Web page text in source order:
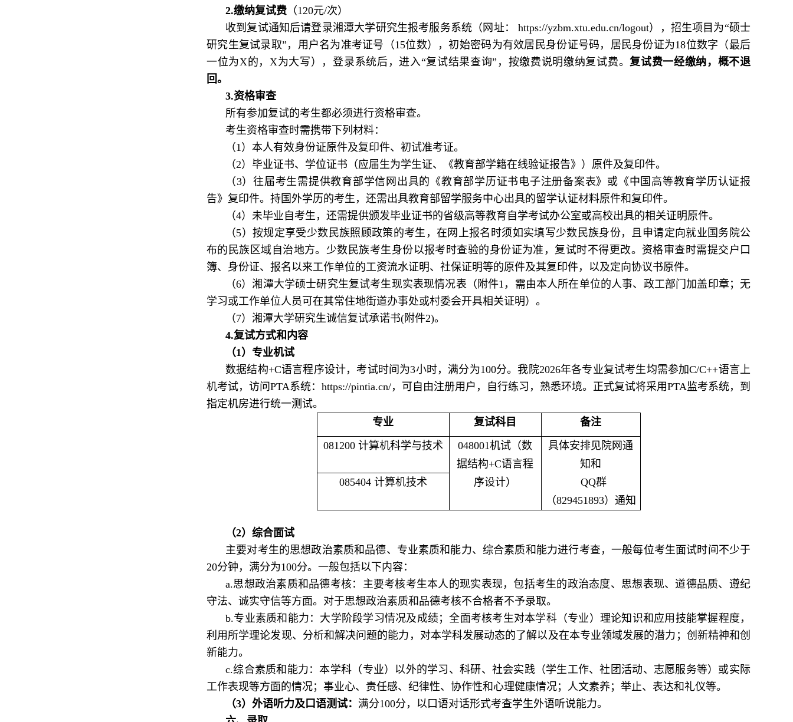
2.缴纳复试费 （120元/次）
收到复试通知后请登录湘潭大学研究生报考服务系统（网址： https://yzbm.xtu.edu.cn/logout），招生项目为“硕士
研究生复试录取”，用户名为准考证号（15位数），初始密码为有效居民身份证号码，居民身份证为18位数字（最后
一位为X的，X为大写 ），登录系统后，进入“复试结果查询”，按缴费说明缴纳复试费。复试费一经缴纳，概不退
回。
3.资格审查
所有参加复试的考生都必须进行资格审查。
考生资格审查时需携带下列材料：
（1）本人有效身份证原件及复印件、初试准考证。
（2）毕业证书、学位证书（应届生为学生证、《教育部学籍在线验证报告》）原件及复印件。
（3）往届考生需提供教育部学信网出具的《教育部学历证书电子注册备案表》或《中国高等教育学历认证报
告》复印件。持国外学历的考生，还需出具教育部留学服务中心出具的留学认证材料原件和复印件。
（4）未毕业自考生，还需提供颁发毕业证书的省级高等教育自学考试办公室或高校出具的相关证明原件。
（5）按规定享受少数民族照顾政策的考生，在网上报名时须如实填写少数民族身份，且申请定向就业国务院公
布的民族区域自治地方。少数民族考生身份以报考时查验的身份证为准，复试时不得更改。资格审查时需提交户口
簿、身份证、报名以来工作单位的工资流水证明、社保证明等的原件及其复印件，以及定向协议书原件。
（6）湘潭大学硕士研究生复试考生现实表现情况表（附件1，需由本人所在单位的人事、政工部门加盖印章；无
学习或工作单位人员可在其常住地街道办事处或村委会开具相关证明）。
（7）湘潭大学研究生诚信复试承诺书(附件2)。
4.复试方式和内容
（1）专业机试
数据结构+C语言程序设计，考试时间为3小时，满分为100分。我院2026年各专业复试考生均需参加C/C++语言上
机考试，访问 PTA系统： https://pintia.cn/，可自由注册用户，自行练习，熟悉环境。正式复试将采用PTA监考系统，到
指定机房进行统一测试。
专业
复试科目
备注
081200 计算机科学与技术
048001机试（数
据结构+C语言程
序设计）
具体安排见院网通
知和
QQ群
（829451893）通知
085404 计算机技术
（2）综合面试
主要对考生的思想政治素质和品德、专业素质和能力、综合素质和能力进行考查，一般每位考生面试时间不少于
20分钟，满分为100分。一般包括以下内容：
a.思想政治素质和品德考核：主要考核考生本人的现实表现，包括考生的政治态度、思想表现、道德品质、遵纪
守法、诚实守信等方面。对于思想政治素质和品德考核不合格者不予录取。
b.专业素质和能力：大学阶段学习情况及成绩；全面考核考生对本学科（专业）理论知识和应用技能掌握程度，
利用所学理论发现、分析和解决问题的能力，对本学科发展动态的了解以及在本专业领域发展的潜力；创新精神和创
新能力。
c.综合素质和能力：本学科（专业）以外的学习、科研、社会实践（学生工作、社团活动、志愿服务等）或实际
工作表现等方面的情况；事业心、责任感、纪律性、协作性和心理健康情况；人文素养；举止、表达和礼仪等。
（3）外语听力及口语测试： 满分100分，以口语对话形式考查学生外语听说能力。